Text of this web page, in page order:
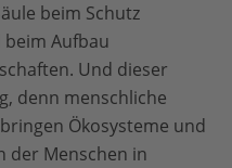
beim Schutz
Aufbau
Und dieser
denn menschliche
bringen Ökosysteme und
der Menschen in